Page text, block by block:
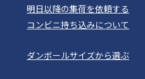
明日以降の集荷を依頼する
コンビニ持ち込みについて
ダンボールサイズから選ぶ